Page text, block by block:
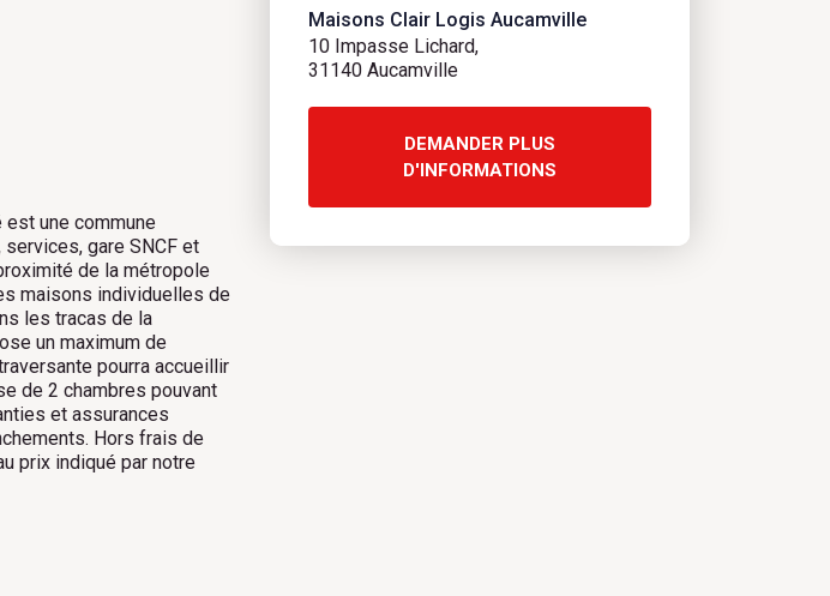
une commune
gare SNCF et
de la métropole
maisons individuelles de
les tracas de la
un maximum de
pourra accueillir
de 2 chambres pouvant
et assurances
Hors frais de
prix indiqué par notre
Maisons Clair Logis Aucamville
10 Impasse Lichard,
31140 Aucamville
DEMANDER PLUS
D'INFORMATIONS